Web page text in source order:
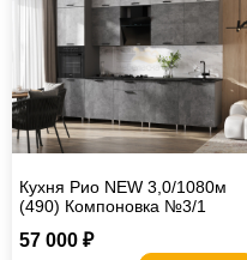
Кухня Рио NEW 3,0/1080м
(490) Компоновка №3/1
темный, Графит
57 000 ₽